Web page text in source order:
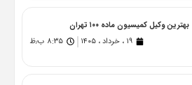
بهترین وکیل کمیسیون ماده ۱۰۰ تهران
۱۹ ، خرداد ، ۱۴۰۵
۸:۳۵ ب٫ظ